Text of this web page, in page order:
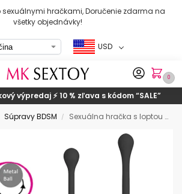
hračkami, Doručenie zdarma na
všetky objednávky!
USD
0
výpredaj ⚡ 10 % zľava s kódom“SALE”
Súpravy BDSM / Sexuálna hračka s loptou pre ženy